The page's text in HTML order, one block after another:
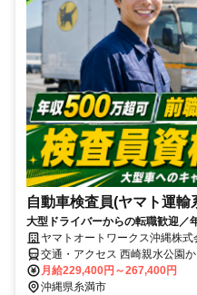
自動車検査員(ヤマト運輸
大型ドライバーからの転職歓迎／
ヤマトオートワークス沖縄株式
交通・アクセス 西崎親水公園
月給229,400円～267,400円
沖縄県糸満市